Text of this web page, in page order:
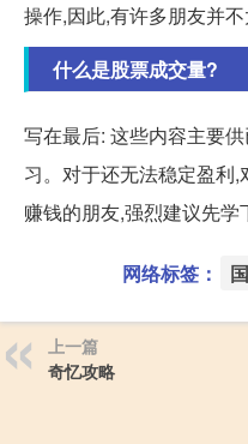
操作,因此,有许多朋友并不
什么是股票成交量?
写在最后: 这些内容主要
习。对于还无法稳定盈利
赚钱的朋友,强烈建议先学
网络标签：
上一篇
奇忆攻略